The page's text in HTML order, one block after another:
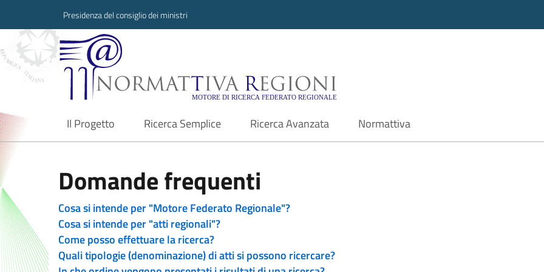
Presidenza del consiglio dei ministri
Normattiva Regioni - Motore di ricerca
Il Progetto
current Ricerca Semplice Ricerca Avanzata Normattiva
Domande frequenti
Cosa si intende per "Motore Federato Regionale"?
Cosa si intende per "atti regionali"?
Come posso effettuare la ricerca?
Quali tipologie (denominazione) di atti si possono ricercare?